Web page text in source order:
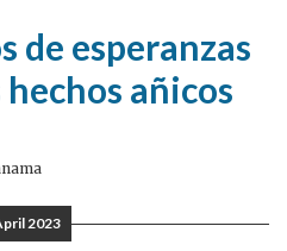
de esperanzas
añicos
2023